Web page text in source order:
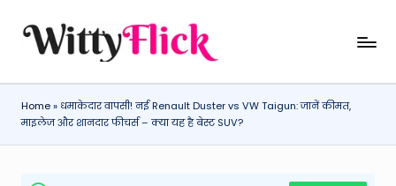
W
it
ty
Fl
WittyFlick:
Tech
Home» धमाकेदार वापसी! नई Renault Duster vs VW Taigun: जानें कीमत,
माइलेज और शानदार फीचर्स – क्या यह है बेस्ट SUV?